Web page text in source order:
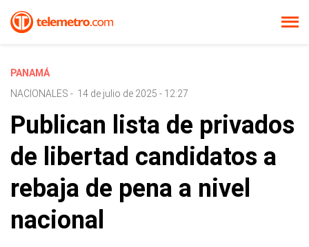
PANAMÁ
NACIONALES - 14 de julio de 2025 - 12:27
Publican lista de privados
de libertad candidatos a
rebaja de pena a nivel
nacional